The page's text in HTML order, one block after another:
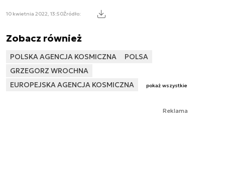
10 kwietnia 2022, 13:50Źródło:
Zobacz również
POLSKA AGENCJA KOSMICZNA
POLSA
GRZEGORZ WROCHNA
EUROPEJSKA AGENCJA KOSMICZNA
pokaż wszystkie
Reklama